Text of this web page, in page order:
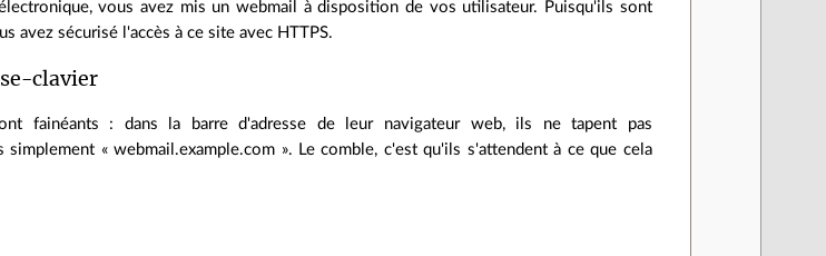
vous avez mis un webmail à disposition de vos utilisateur. Puisqu'ils sont
avez sécurisé l'accès à ce site avec HTTPS.
clavier
fainéants : dans la barre d'adresse de leur navigateur web, ils ne tapent pas
simplement « webmail.example.com ». Le comble, c'est qu'ils s'attendent à ce que cela